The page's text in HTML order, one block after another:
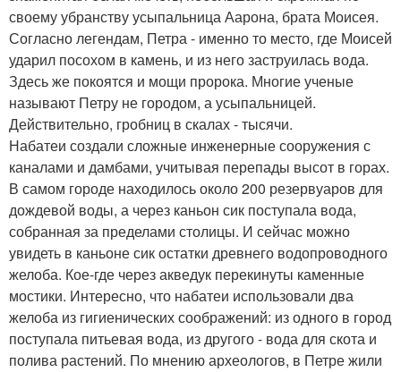
своему убранству усыпальница Аарона, брата Моисея.
Согласно легендам, Петра - именно то место, где Моисей
ударил посохом в камень, и из него заструилась вода.
Здесь же покоятся и мощи пророка. Многие ученые
называют Петру не городом, а усыпальницей.
Действительно, гробниц в скалах - тысячи.
Набатеи создали сложные инженерные сооружения с
каналами и дамбами, учитывая перепады высот в горах.
В самом городе находилось около 200 резервуаров для
дождевой воды, а через каньон сик поступала вода,
собранная за пределами столицы. И сейчас можно
увидеть в каньоне сик остатки древнего водопроводного
желоба. Кое-где через акведук перекинуты каменные
мостики. Интересно, что набатеи использовали два
желоба из гигиенических соображений: из одного в город
поступала питьевая вода, из другого - вода для скота и
полива растений. По мнению археологов, в Петре жили